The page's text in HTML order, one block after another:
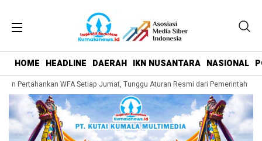
HOME HEADLINE DAERAH IKN NUSANTARA NASIONAL
Pertahankan WFA Setiap Jumat, Tunggu Aturan Resmi dari Pemerintah Pusat